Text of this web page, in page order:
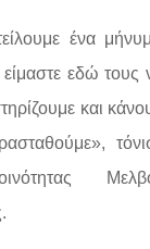
ένα
εδώ τους
και